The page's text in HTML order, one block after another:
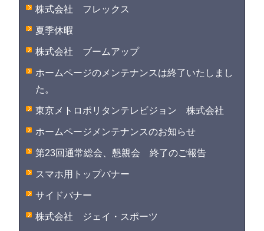
株式会社 フレックス
夏季休暇
株式会社 ブームアップ
ホームページのメンテナンスは終了いたしまし
た。
東京メトロポリタンテレビジョン 株式会社
ホームページメンテナンスのお知らせ
第23回通常総会、懇親会 終了のご報告
スマホ用トップバナー
サイドバナー
株式会社 ジェイ・スポーツ